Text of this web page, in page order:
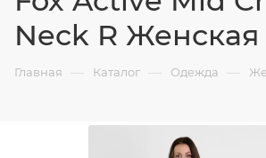
Neck R Женская
Главная — Каталог — Одежда —